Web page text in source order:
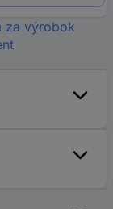
za výrobok